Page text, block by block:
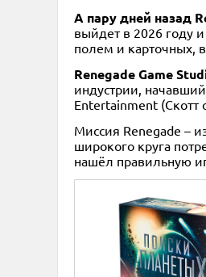
А пару дней назад
выйдет в 2026 году
полем и карточных,
Renegade Game
индустрии,
Entertainment (Скотт
Миссия Renegade –
широкого круга
нашёл правильную